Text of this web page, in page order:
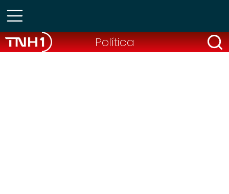
Política